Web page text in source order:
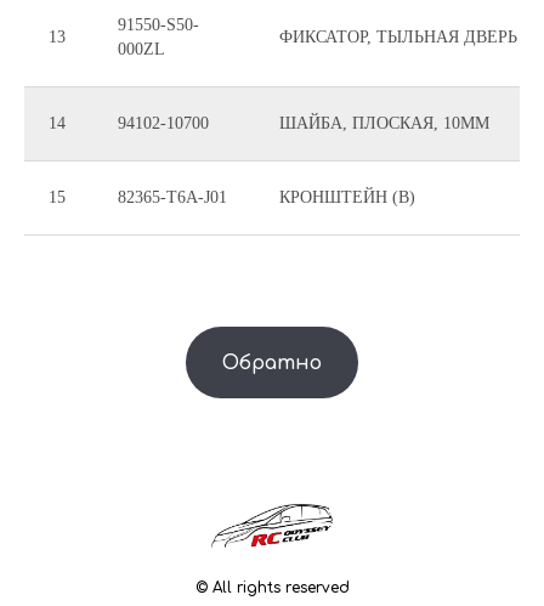
13
91550-S50-
000ZL
ФИКСАТОР, ТЫЛЬНАЯ ДВЕРЬ
14 94102-10700 ШАЙБА, ПЛОСКАЯ, 10MM
15 82365-T6A-J01 КРОНШТЕЙН (B)
Обратно
© All rights reserved